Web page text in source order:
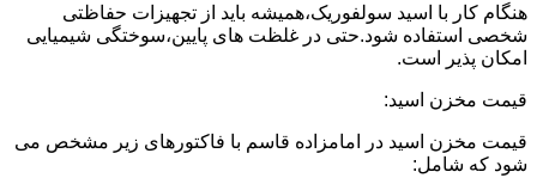
هنگام کار با اسید سولفوریک،همیشه باید از تجهیزات حفاظتی
شخصی استفاده شود.حتی در غلظت های پایین،سوختگی شیمیایی
امکان پذیر است.
قیمت مخزن اسید:
قیمت مخزن اسید در امامزاده قاسم با فاکتورهای زیر مشخص می
شود که شامل: